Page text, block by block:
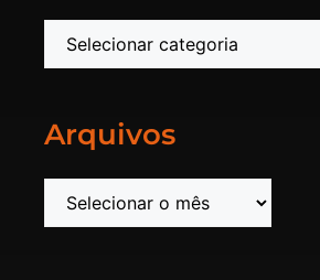
Arquivos